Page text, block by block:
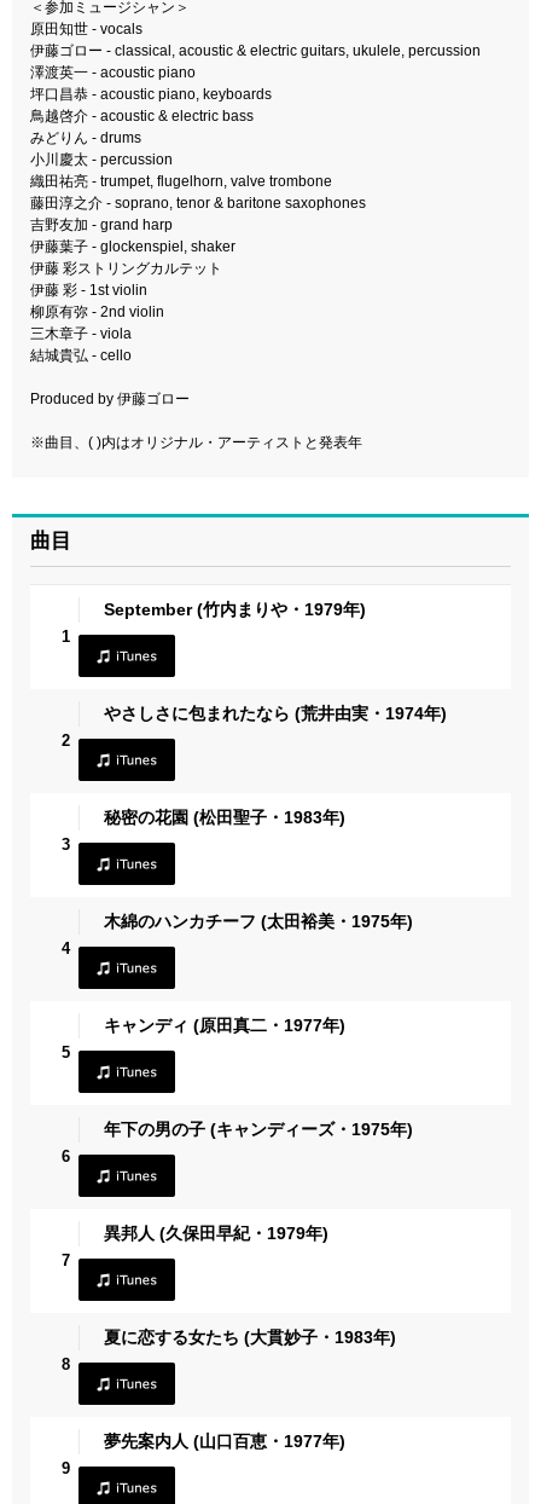
＜参加ミュージシャン＞
原田知世 - vocals
伊藤ゴロー - classical, acoustic & electric guitars, ukulele, percussion
澤渡英一 - acoustic piano
坪口昌恭 - acoustic piano, keyboards
鳥越啓介 - acoustic & electric bass
みどりん - drums
小川慶太 - percussion
織田祐亮 - trumpet, flugelhorn, valve trombone
藤田淳之介 - soprano, tenor & baritone saxophones
吉野友加 - grand harp
伊藤葉子 - glockenspiel, shaker
伊藤 彩ストリングカルテット
伊藤 彩 - 1st violin
柳原有弥 - 2nd violin
三木章子 - viola
結城貴弘 - cello
Produced by 伊藤ゴロー
※曲目、( )内はオリジナル・アーティストと発表年
曲目
1
September (竹内まりや・1979年)
2
やさしさに包まれたなら (荒井由実・1974年)
3
秘密の花園 (松田聖子・1983年)
4
木綿のハンカチーフ (太田裕美・1975年)
5
キャンディ (原田真二・1977年)
6
年下の男の子 (キャンディーズ・1975年)
7
異邦人 (久保田早紀・1979年)
8
夏に恋する女たち (大貫妙子・1983年)
9
夢先案内人 (山口百恵・1977年)